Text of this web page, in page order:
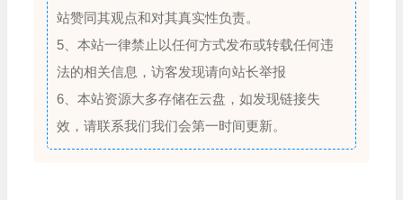
站赞同其观点和对其真实性负责。
5、本站一律禁止以任何方式发布或转载任何违
法的相关信息，访客发现请向站长举报
6、本站资源大多存储在云盘，如发现链接失
效，请联系我们我们会第一时间更新。